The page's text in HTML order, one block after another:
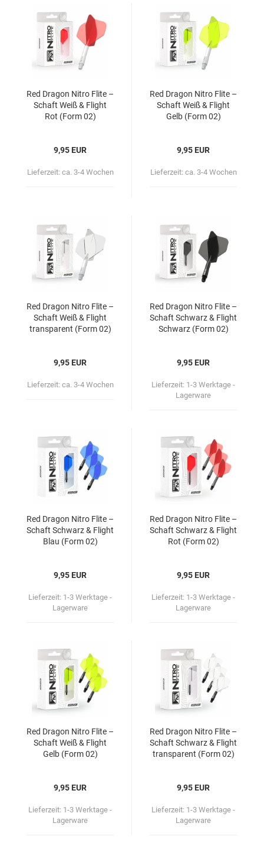
Red Dra­gon Nitro Flite –
Schaft Weiß & Flight
Rot (Form 02)
9,95 EUR
Lieferzeit: ca. 3-4 Wochen
Red Dra­gon Nitro Flite –
Schaft Weiß & Flight
Gelb (Form 02)
9,95 EUR
Lieferzeit: ca. 3-4 Wochen
Red Dra­gon Nitro Flite –
Schaft Weiß & Flight
trans­pa­rent (Form 02)
9,95 EUR
Lieferzeit: ca. 3-4 Wochen
Red Dra­gon Nitro Flite –
Schaft Schwarz & Flight
Schwarz (Form 02)
9,95 EUR
Lieferzeit: 1-3 Werktage -
Lagerware
Red Dra­gon Nitro Flite –
Schaft Schwarz & Flight
Blau (Form 02)
9,95 EUR
Lieferzeit: 1-3 Werktage -
Lagerware
Red Dra­gon Nitro Flite –
Schaft Schwarz & Flight
Rot (Form 02)
9,95 EUR
Lieferzeit: 1-3 Werktage -
Lagerware
Red Dra­gon Nitro Flite –
Schaft Weiß & Flight
Gelb (Form 02)
9,95 EUR
Lieferzeit: 1-3 Werktage -
Lagerware
Red Dra­gon Nitro Flite –
Schaft Schwarz & Flight
trans­pa­rent (Form 02)
9,95 EUR
Lieferzeit: 1-3 Werktage -
Lagerware